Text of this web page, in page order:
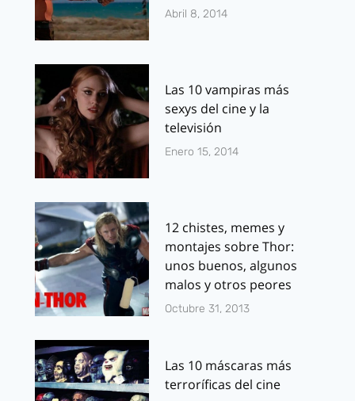
Abril 8, 2014
Las 10 vampiras más
sexys del cine y la
televisión
Enero 15, 2014
12 chistes, memes y
montajes sobre Thor:
unos buenos, algunos
malos y otros peores
Octubre 31, 2013
Las 10 máscaras más
terroríficas del cine